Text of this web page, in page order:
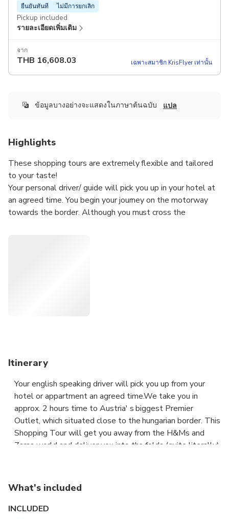
ยืนยันทันที ไม่มีการยกเลิก
Pickup included
รายละเอียดเพิ่มเติม
จาก
THB 16,608.03 เฉพาะสมาชิก KrisFlyer เท่านั้น
ข้อมูลบางอย่างจะแสดงในภาษาต้นฉบับ แปล
Highlights
These shopping tours are extremely flexible and tailored
to your taste!
Your personal driver/ guide will pick you up in your hotel at
an agreed time. You begin your journey on the motorway
towards the border. Although you must cross the
Itinerary
Your english speaking driver will pick you up from your
hotel or appartment an agreed time.We take you in
approx. 2 hours time to Austria' s biggest Premier
Outlet, which situated close to the hungarian border. This
Shopping Tour will get you away from the H&Ms and
Zaras world and deliver you into the folds (quite literally)
spend easily 4 between 5 hours shopping and have a
lunch there. When you finished your private driver take
you back to your hotel /appartment and you just relax all
What's included
INCLUDED